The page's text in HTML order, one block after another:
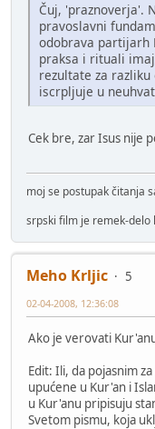
Čuj, 'praznoverja'.
pravoslavni
odobrava partijarh
praksa i rituali
rezultate za
iscrpljuje u
Cek bre, zar Isus nije
moj se postupak čitanja
srpski film je remek-delo
Meho Krljic
5
02-04-2008, 12:36:08
Ako je verovati
Edit: Ili, da pojasnim
upućene u Kur'an i
u Kur'anu pripisuju
Svetom pismu, koja